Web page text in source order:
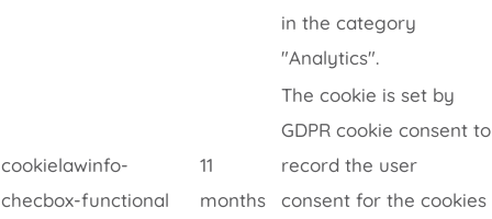
in the category
"Analytics".
cookielawinfo-
checbox-functional
11
months
The cookie is set by
GDPR cookie consent to
record the user
consent for the cookies